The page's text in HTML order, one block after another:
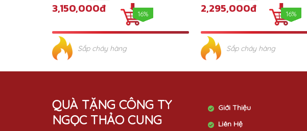
3,150,000đ 16%
Sắp cháy hàng
2,295,000đ 16%
Sắp cháy hàng
QUÀ TẶNG CÔNG TY
NGỌC THẢO CUNG
Giới Thiệu
Liên Hệ